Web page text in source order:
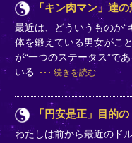
「キン肉マン」達の
最近は、どういうものか“
体を鍛えている男女がこ
が“一つのステータス”で
いる
続きを読む
「円安是正」目的
わたしは前から最近のド